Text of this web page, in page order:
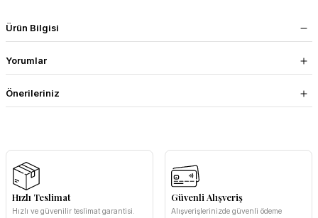
Ürün Bilgisi
Yorumlar
Önerileriniz
Hızlı Teslimat
Hızlı ve güvenilir teslimat garantisi.
Güvenli Alışveriş
Alışverişlerinizde güvenli ödeme